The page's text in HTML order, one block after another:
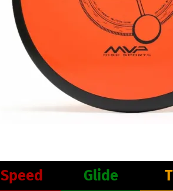
Speed Glide